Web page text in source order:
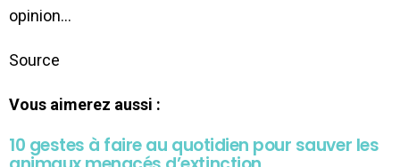
opinion…
Source
Vous aimerez aussi :
10 gestes à faire au quotidien pour sauver les